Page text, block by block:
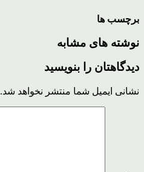
برچسب ها
نوشته های مشابه
دیدگاهتان را بنویسید
نشانی ایمیل شما منتشر نخواهد شد.